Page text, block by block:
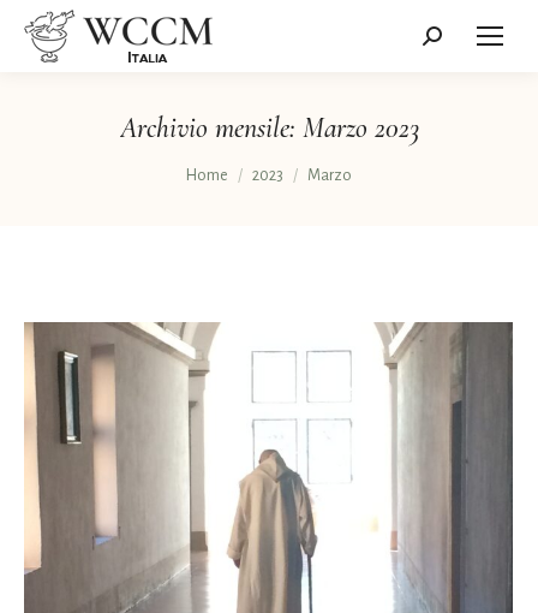
Cerca:
Archivio mensile: Marzo 2023
Tu sei qui:
Home 2023 Marzo